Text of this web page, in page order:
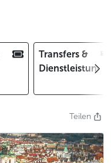
Transfers &
Teilen